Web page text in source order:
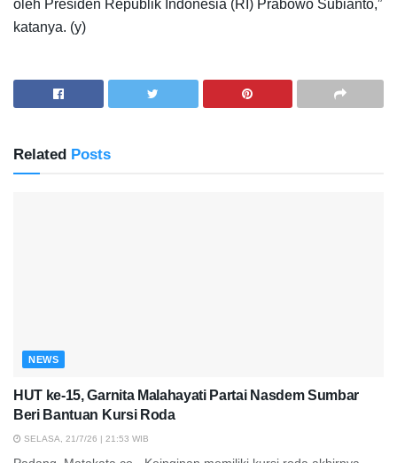
oleh Presiden Republik Indonesia (RI) Prabowo Subianto,”
katanya. (y)
Related Posts
NEWS
HUT ke-15, Garnita Malahayati Partai Nasdem Sumbar
Beri Bantuan Kursi Roda
SELASA, 21/7/26 | 21:53 WIB